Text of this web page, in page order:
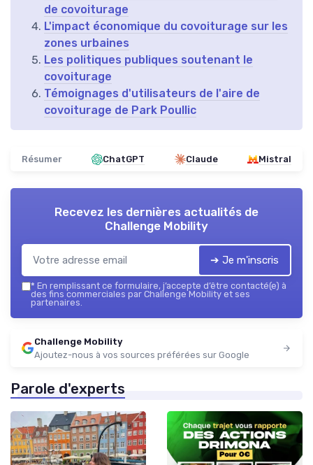
de covoiturage
L'impact économique du covoiturage sur les
zones urbaines
Les politiques publiques soutenant le
covoiturage
Témoignages d'utilisateurs de l'aire de
covoiturage de Park Poullic
Résumer ChatGPT Claude Mistral
Recevez les dernières actualités de
Challenge Mobility
➔ Je m'inscris
* En remplissant ce formulaire, j’accepte d’être contacté(e) à
des fins commerciales par Challenge Mobility et ses
partenaires.
Challenge Mobility
Ajoutez-nous à vos sources préférées sur Google
Parole d'experts